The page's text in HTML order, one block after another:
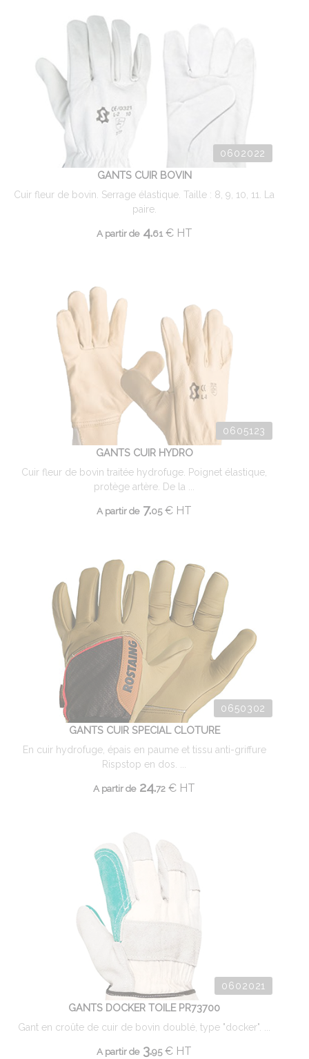
0602022
GANTS CUIR BOVIN
Cuir fleur de bovin. Serrage élastique. Taille : 8, 9, 10, 11. La
paire.
A partir de4.61 €HT
0605123
GANTS CUIR HYDRO
Cuir fleur de bovin traitée hydrofuge. Poignet élastique,
protège artère. De la ...
A partir de7.05 € HT
0650302
GANTS CUIR SPECIAL CLOTURE
En cuir hydrofuge, épais en paume et tissu anti-griffure
Rispstop en dos. ...
A partir de24.72 € HT
0602021
GANTS DOCKER TOILE PR73700
Gant en croûte de cuir de bovin doublé, type "docker". ...
A partir de3.95 € HT